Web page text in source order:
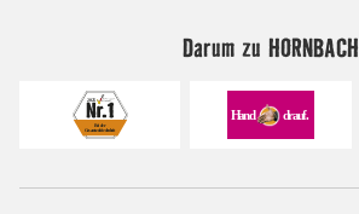
Darum zu HORNBACH